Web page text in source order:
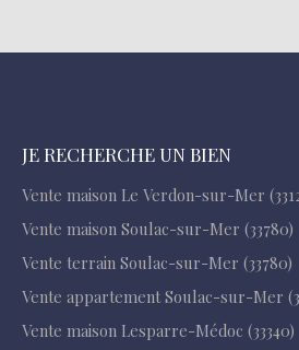
JE RECHERCHE UN BIEN
Vente maison Le Verdon-sur-Mer
Vente maison Soulac-sur-Mer (33780)
Vente terrain Soulac-sur-Mer (33780)
Vente appartement Soulac-sur-Mer
Vente maison Lesparre-Médoc (33340)